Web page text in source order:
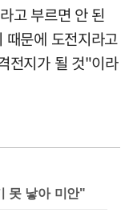
고 부르면 안 된
문에 도전지라고
전지가 될 것"이라
못 낳아 미안"